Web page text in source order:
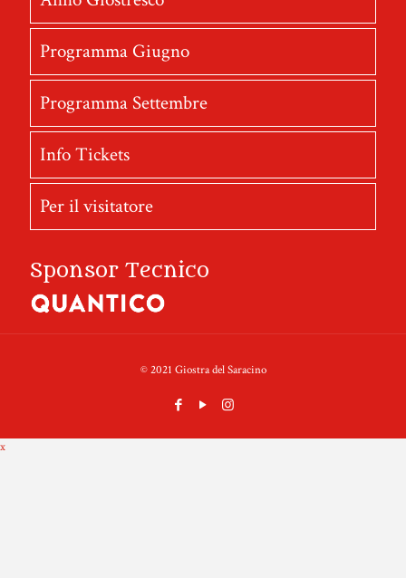
Programma Giugno
Programma Settembre
Info Tickets
Per il visitatore
Sponsor Tecnico
© 2021 Giostra del Saracino
x